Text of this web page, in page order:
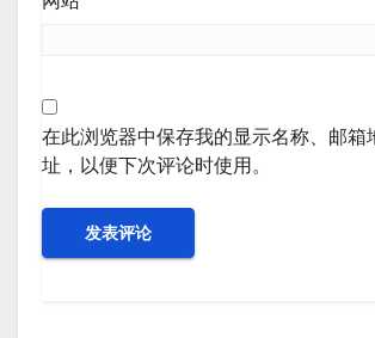
在此浏览器中保存我的显示名称、邮箱
址，以便下次评论时使用。